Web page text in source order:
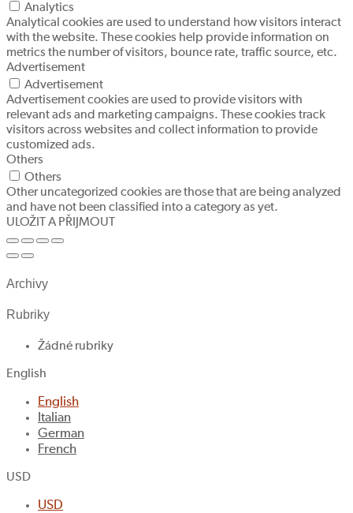
Analytics
Analytical cookies are used to understand how visitors interact
with the website. These cookies help provide information on
metrics the number of visitors, bounce rate, traffic source, etc.
Advertisement
Advertisement
Advertisement cookies are used to provide visitors with
relevant ads and marketing campaigns. These cookies track
visitors across websites and collect information to provide
customized ads.
Others
Others
Other uncategorized cookies are those that are being analyzed
and have not been classified into a category as yet.
ULOŽIT A PŘIJMOUT
Archivy
Rubriky
Žádné rubriky
English
English
Italian
German
French
USD
USD